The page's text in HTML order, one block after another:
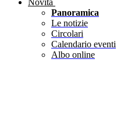
Novità
Panoramica
Le notizie
Circolari
Calendario eventi
Albo online